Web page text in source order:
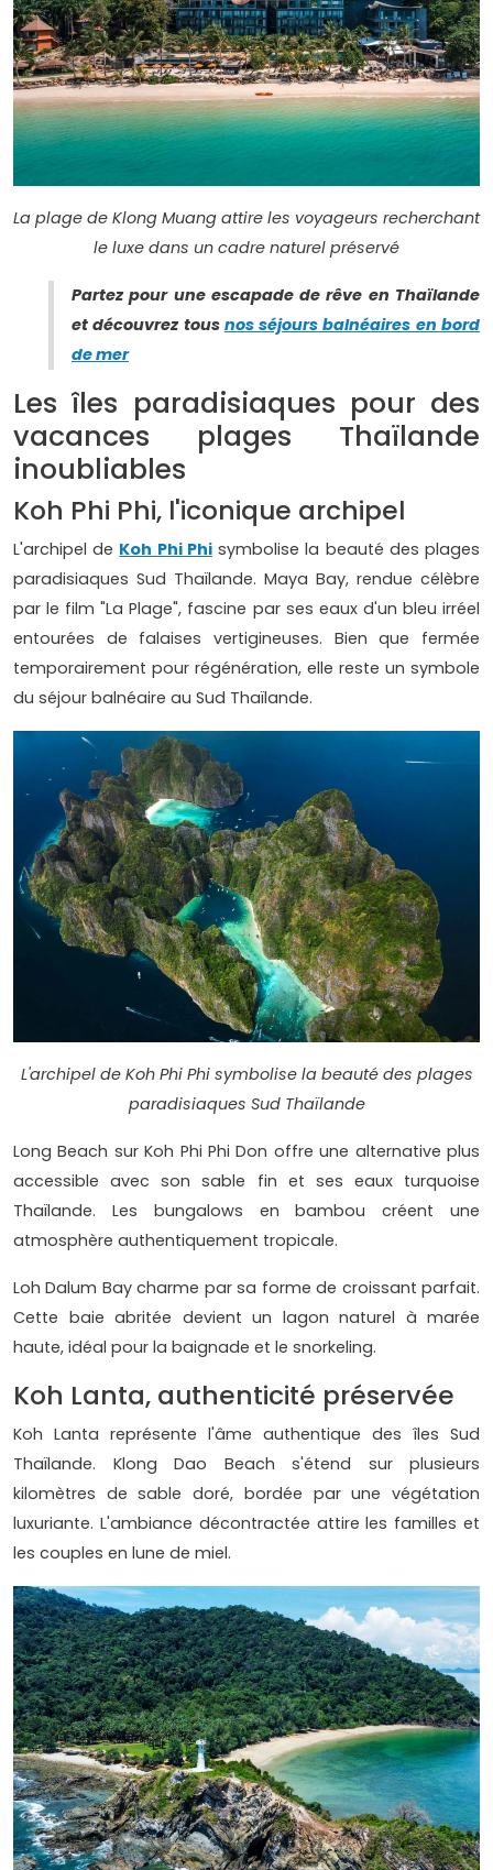
La plage de Klong Muang attire les voyageurs recherchant
le luxe dans un cadre naturel préservé
Partez pour une escapade de rêve en Thaïlande
et découvrez tous nos séjours balnéaires en bord
de mer
Les îles paradisiaques pour des
vacances plages Thaïlande
inoubliables
Koh Phi Phi, l'iconique archipel
L'archipel de Koh Phi Phisymbolise la beauté des plages
paradisiaques Sud Thaïlande. Maya Bay, rendue célèbre
par le film "La Plage", fascine par ses eaux d'un bleu irréel
entourées de falaises vertigineuses. Bien que fermée
temporairement pour régénération, elle reste un symbole
du séjour balnéaire au Sud Thaïlande.
L'archipel de Koh Phi Phi symbolise la beauté des plages
paradisiaques Sud Thaïlande
Long Beach sur Koh Phi Phi Don offre une alternative plus
accessible avec son sable fin et ses eaux turquoise
Thaïlande. Les bungalows en bambou créent une
atmosphère authentiquement tropicale.
Loh Dalum Bay charme par sa forme de croissant parfait.
Cette baie abritée devient un lagon naturel à marée
haute, idéal pour la baignade et le snorkeling.
Koh Lanta, authenticité préservée
Koh Lanta représente l'âme authentique des îles Sud
Thaïlande. Klong Dao Beach s'étend sur plusieurs
kilomètres de sable doré, bordée par une végétation
luxuriante. L'ambiance décontractée attire les familles et
les couples en lune de miel.